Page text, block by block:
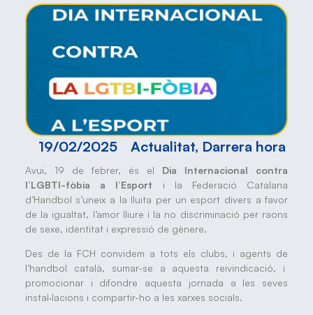
19/02/2025 Actualitat, Darrera hora
Avui, 19 de febrer, és el Dia Internacional contra
l’LGBTI-fòbia a l’Esport i la Federació Catalana
d’Handbol s’uneix a la lluita per un esport divers a favor
de la igualtat, l’amor lliure i la no discriminació per raons
de sexe, identitat i expressió de gènere.
Des de la FCH convidem a tots els clubs, i agents de
l’handbol català, sumar-se a aquesta reivindicació, i
promocionar i difondre aquesta jornada a les seves
instal·lacions i compartir-ho a les xarxes socials.